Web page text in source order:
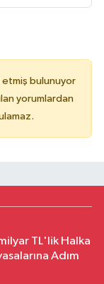
etmiş bulunuyor
yorumlardan
TL'lik Halka
Adım